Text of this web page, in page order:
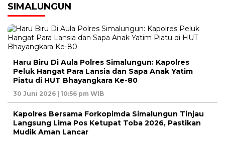
SIMALUNGUN
Haru Biru Di Aula Polres Simalungun: Kapolres
Peluk Hangat Para Lansia dan Sapa Anak Yatim
Piatu di HUT Bhayangkara Ke-80
30 Juni 2026 | 10:56 pm WIB
Kapolres Bersama Forkopimda Simalungun Tinjau
Langsung Lima Pos Ketupat Toba 2026, Pastikan
Mudik Aman Lancar